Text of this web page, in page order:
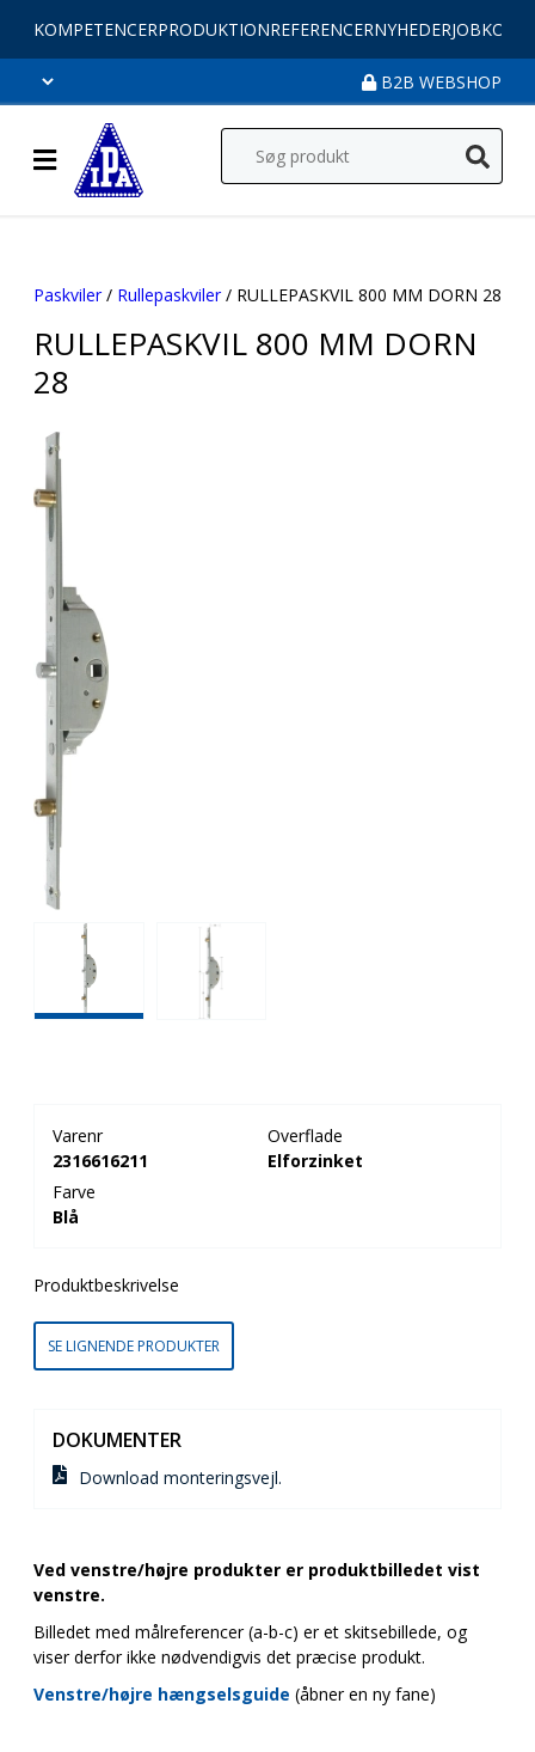
KOMPETENCERPRODUKTIONREFERENCERNYHEDERJOB
B2B WEBSHOP
Paskviler/ Rullepaskviler/ RULLEPASKVIL 800 MM DORN 28
RULLEPASKVIL 800 MM DORN
28
Varenr
2316616211
Overflade
Elforzinket
Farve
Blå
Produktbeskrivelse
SE LIGNENDE PRODUKTER
DOKUMENTER
Download monteringsvejl.
Ved venstre/højre produkter er produktbilledet vist
venstre.
Billedet med målreferencer (a-b-c) er et skitsebillede, og
viser derfor ikke nødvendigvis det præcise produkt.
Venstre/højre hængselsguide (åbner en ny fane)